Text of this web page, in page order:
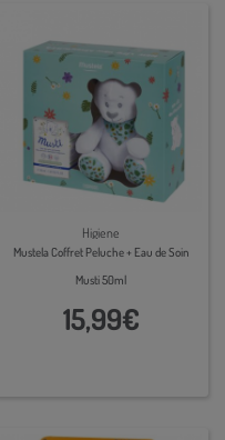
Higiene
Mustela Coffret Peluche + Eau de Soin
Musti 50ml
15,99€